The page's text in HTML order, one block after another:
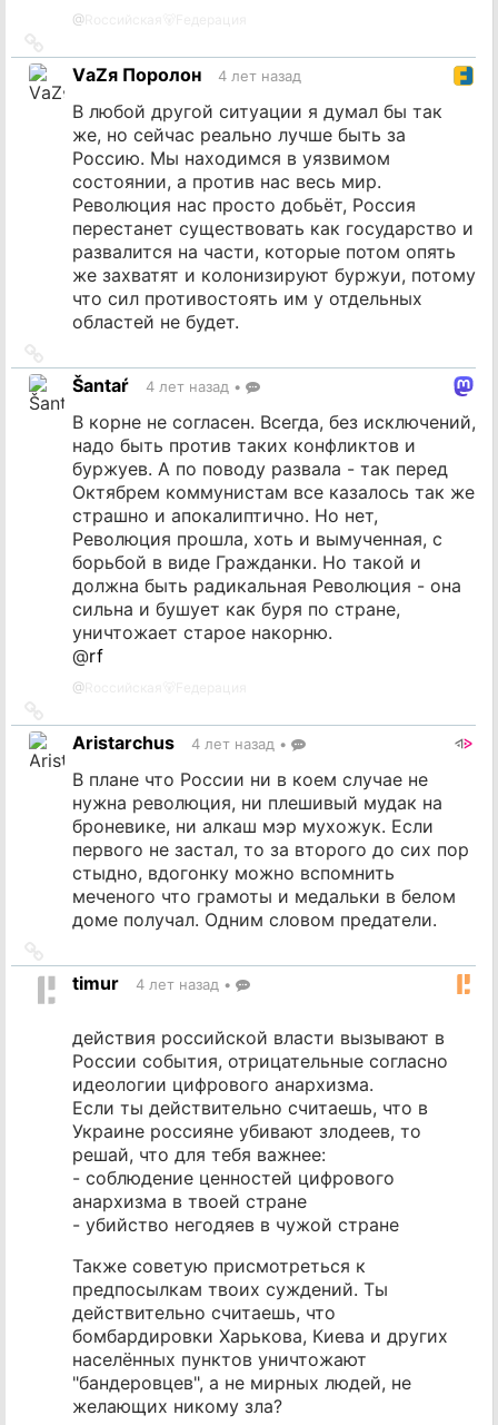
@
на
источник
VаZя Поролон 4 лет назад
В любой другой ситуации я думал бы так
же, но сейчас реально лучше быть за
Россию. Мы находимся в уязвимом
состоянии, а против нас весь мир.
Революция нас просто добьёт, Россия
перестанет существовать как государство и
развалится на части, которые потом опять
же захватят и колонизируют буржуи, потому
что сил противостоять им у отдельных
областей не будет.
на
источник
Šantaŕ 4 лет назад •
В корне не согласен. Всегда, без исключений,
надо быть против таких конфликтов и
буржуев. А по поводу развала - так перед
Октябрем коммунистам все казалось так же
страшно и апокалиптично. Но нет,
Революция прошла, хоть и вымученная, с
борьбой в виде Гражданки. Но такой и
должна быть радикальная Революция - она
сильна и бушует как буря по стране,
уничтожает старое накорню.
@rf
@
на
источник
Aristarchus 4 лет назад •
В плане что России ни в коем случае не
нужна революция, ни плешивый мудак на
броневике, ни алкаш мэр мухожук. Если
первого не застал, то за второго до сих пор
стыдно, вдогонку можно вспомнить
меченого что грамоты и медальки в белом
доме получал. Одним словом предатели.
на
источник
timur 4 лет назад •
действия российской власти вызывают в
России события, отрицательные согласно
идеологии цифрового анархизма.
Если ты действительно считаешь, что в
Украине россияне убивают злодеев, то
решай, что для тебя важнее:
- соблюдение ценностей цифрового
анархизма в твоей стране
- убийство негодяев в чужой стране
Также советую присмотреться к
предпосылкам твоих суждений. Ты
действительно считаешь, что
бомбардировки Харькова, Киева и других
населённых пунктов уничтожают
"бандеровцев", а не мирных людей, не
желающих никому зла?